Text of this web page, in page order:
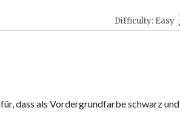
Difficulty: Easy
dass als Vordergrundfarbe schwarz und